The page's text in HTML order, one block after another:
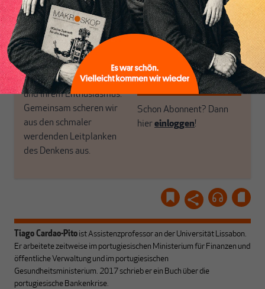
Geld, Wirtschaft und
Politik, den Sie so
woanders nicht finden.
Dabei leben wir von
unseren Autoren, ihren
Recherchen, ihrem Wissen
und ihrem Enthusiasmus.
Gemeinsam scheren wir
aus den schmaler
werdenden Leitplanken
des Denkens aus.
Luft? Dann folgen Sie
einfach dem Button.
ABONNIEREN SIE
MAKROSKOP
Schon Abonnent? Dann
hiereinloggen!
Tiago Cardao-Pito ist Assistenzprofessor an der Universität Lissabon.
Er arbeitete zeitweise im portugiesischen Ministerium für Finanzen und
öffentliche Verwaltung und im portugiesischen
Gesundheitsministerium. 2017 schrieb er ein Buch über die
portugiesische Bankenkrise.